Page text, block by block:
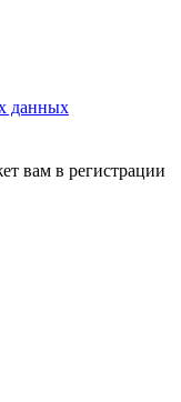
данных
вам в регистрации